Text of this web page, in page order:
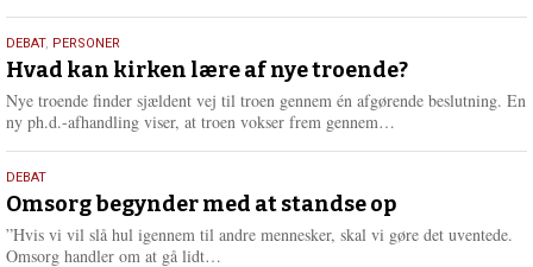
e
e
25.
juli
2026
DEBAT, PERSONER
Hvad kan kirken lære af nye troende?
Nye troende finder sjældent vej til troen gennem én afgørende beslutning. En
ny ph.d.-afhandling viser, at troen vokser frem gennem…
e
e
9.
juli
2026
DEBAT
Omsorg begynder med at standse op
”Hvis vi vil slå hul igennem til andre mennesker, skal vi gøre det uventede.
Omsorg handler om at gå lidt…